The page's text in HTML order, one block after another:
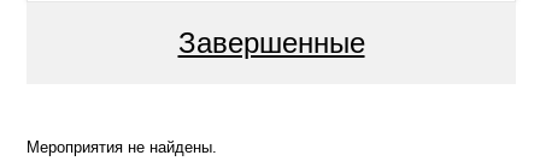
Завершенные
Мероприятия не найдены.